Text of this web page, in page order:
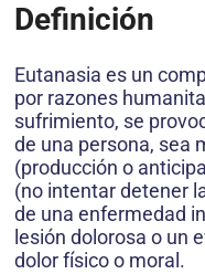
Definición
Eutanasia es un
por razones
sufrimiento, se
de una persona, sea
(producción o
(no intentar detener
de una enfermedad
lesión dolorosa o un
dolor físico o moral.